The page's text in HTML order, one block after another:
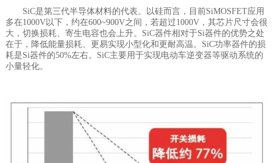
SiC是第三代半导体材料的代表。以硅而言，目前SiMOSFET应用
多在1000V以下，约在600~900V之间，若超过1000V，其芯片尺寸会很
大，切换损耗、寄生电容也会上升。SiC器件相对于Si器件的优势之处
在于，降低能量损耗、更易实现小型化和更耐高温。SiC功率器件的损
耗是Si器件的50%左右。SiC主要用于实现电动车逆变器等驱动系统的
小量轻化。